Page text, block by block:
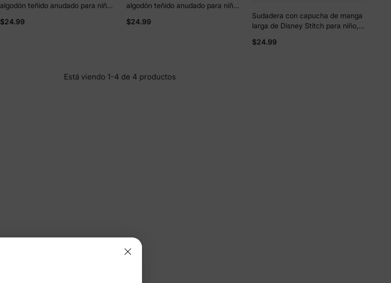
algodón teñido anudado para niño
$24.99
algodón teñido anudado para niño
$24.99
Sudadera con capucha de manga
larga de Disney Stitch para niño, 1
bordados, de felpa, color azul
$24.99
Está viendo 1-4 de 4 productos